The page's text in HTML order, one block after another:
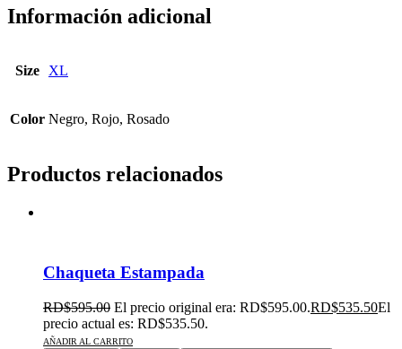
Información adicional
Size XL
Color Negro, Rojo, Rosado
Productos relacionados
Chaqueta Estampada
RD$595.00 El precio original era: RD$595.00.RD$535.50El
precio actual es: RD$535.50.
AÑADIR AL CARRITO